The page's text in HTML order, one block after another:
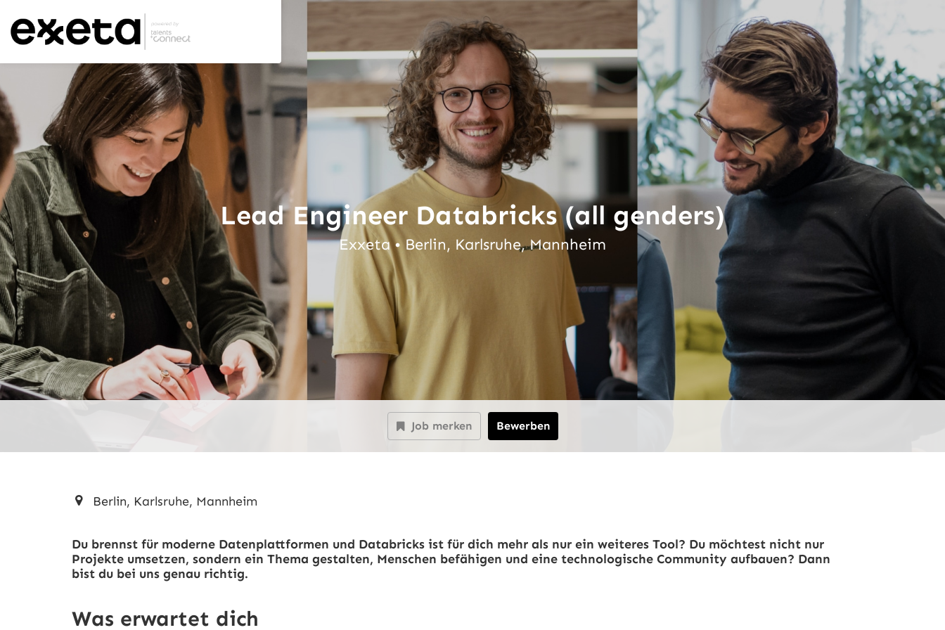
Lead Engineer Databricks (all genders)
Exxeta • Berlin, Karlsruhe, Mannheim
Job merken Bewerben
Berlin, Karlsruhe, Mannheim
Du brennst für moderne Datenplattformen und Databricks ist für dich mehr als nur ein weiteres Tool? Du möchtest nicht nur
Projekte umsetzen, sondern ein Thema gestalten, Menschen befähigen und eine technologische Community aufbauen? Dann
bist du bei uns genau richtig.
Was erwartet dich